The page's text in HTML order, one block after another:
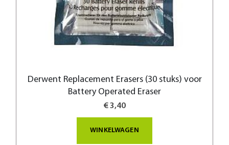
Derwent Replacement Erasers (30 stuks) voor
Battery Operated Eraser
€ 3,40
WINKELWAGEN